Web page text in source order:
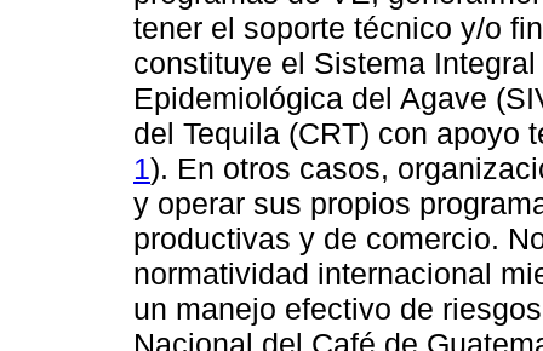
tener el soporte técnico y/o
constituye el Sistema
Epidemiológica del Agave
del Tequila (CRT) con apoyo
1). En otros casos,
y operar sus propios
productivas y de comercio.
normatividad internacional
un manejo efectivo de
Nacional del Café de